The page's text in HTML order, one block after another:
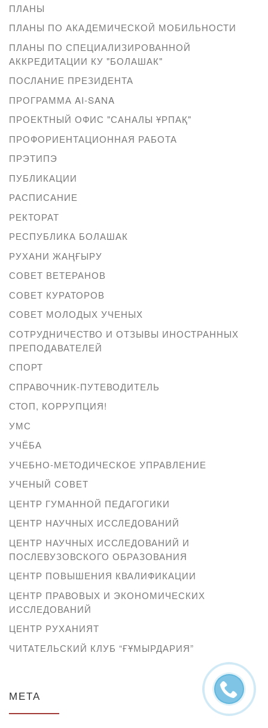
ПЛАНЫ
ПЛАНЫ ПО АКАДЕМИЧЕСКОЙ МОБИЛЬНОСТИ
ПЛАНЫ ПО СПЕЦИАЛИЗИРОВАННОЙ
АККРЕДИТАЦИИ КУ "БОЛАШАК"
ПОСЛАНИЕ ПРЕЗИДЕНТА
ПРОГРАММА AI-SANA
ПРОЕКТНЫЙ ОФИС "САНАЛЫ ҰРПАҚ"
ПРОФОРИЕНТАЦИОННАЯ РАБОТА
ПРЭТИПЭ
ПУБЛИКАЦИИ
РАСПИСАНИЕ
РЕКТОРАТ
РЕСПУБЛИКА БОЛАШАК
РУХАНИ ЖАҢҒЫРУ
СОВЕТ ВЕТЕРАНОВ
СОВЕТ КУРАТОРОВ
СОВЕТ МОЛОДЫХ УЧЕНЫХ
СОТРУДНИЧЕСТВО И ОТЗЫВЫ ИНОСТРАННЫХ
ПРЕПОДАВАТЕЛЕЙ
СПОРТ
СПРАВОЧНИК-ПУТЕВОДИТЕЛЬ
СТОП, КОРРУПЦИЯ!
УМС
УЧЁБА
УЧЕБНО-МЕТОДИЧЕСКОЕ УПРАВЛЕНИЕ
УЧЕНЫЙ СОВЕТ
ЦЕНТР ГУМАННОЙ ПЕДАГОГИКИ
ЦЕНТР НАУЧНЫХ ИССЛЕДОВАНИЙ
ЦЕНТР НАУЧНЫХ ИССЛЕДОВАНИЙ И
ПОСЛЕВУЗОВСКОГО ОБРАЗОВАНИЯ
ЦЕНТР ПОВЫШЕНИЯ КВАЛИФИКАЦИИ
ЦЕНТР ПРАВОВЫХ И ЭКОНОМИЧЕСКИХ
ИССЛЕДОВАНИЙ
ЦЕНТР РУХАНИЯТ
ЧИТАТЕЛЬСКИЙ КЛУБ “ҒҰМЫРДАРИЯ”
МЕТА